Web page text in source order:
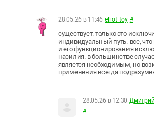
28.05.26 в 11:46 elliot_toy #
существует. только это
индивидуальный путь. все, что
и его функционирования
насилия. в большинстве
является необходимым, но
применения всегда
28.05.26 в 12:30
#